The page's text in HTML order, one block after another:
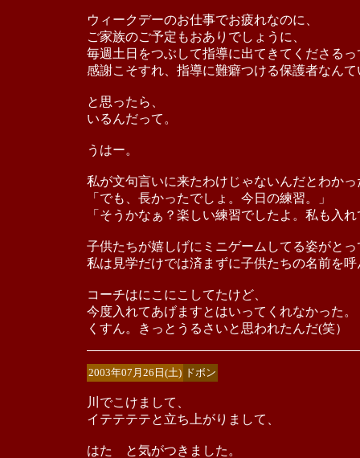
ウィークデーのお仕事でお疲れなのに、
ご家族のご予定もおありでしょうに、
毎週土日をつぶして指導に出てきてくださる
感謝こそすれ、指導に難癖つける保護者なん
と思ったら、
いるんだって。
うはー。
私が文句言いに来たわけじゃないんだとわかっ
「でも、長かったでしょ。今日の練習。」
「そうかなぁ？楽しい練習でしたよ。私も入
子供たちが嬉しげにミニゲームしてる姿がと
私は見学だけでは済まずに子供たちの名前を
コーチはにこにこしてたけど、
今度入れてあげますとはいってくれなかった。
くすん。きっとうるさいと思われたんだ(笑）
2003年07月26日(土) ドボン
川でこけまして、
イテテテテと立ち上がりまして、
はた と気がつきました。